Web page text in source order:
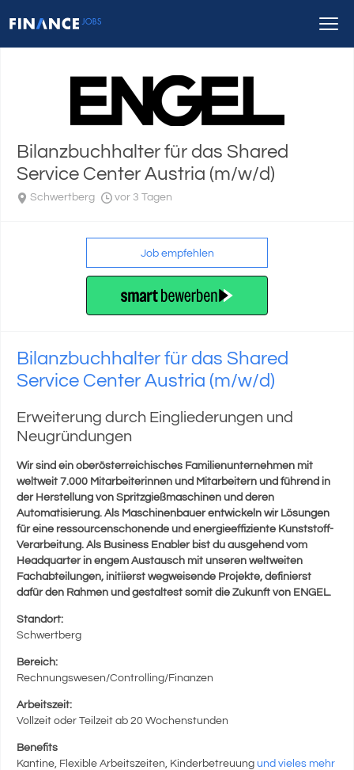
Bilanzbuchhalter für das Shared
Service Center Austria (m/w/d)
Schwertberg vor 3 Tagen
Job empfehlen
Bilanzbuchhalter für das Shared
Service Center Austria (m/w/d)
Erweiterung durch Eingliederungen und
Neugründungen
Wir sind ein oberösterreichisches Familienunternehmen mit
weltweit 7.000 Mitarbeiterinnen und Mitarbeitern und führend in
der Herstellung von Spritzgießmaschinen und deren
Automatisierung. Als Maschinenbauer entwickeln wir Lösungen
für eine ressourcenschonende und energieeffiziente Kunststoff-
Verarbeitung. Als Business Enabler bist du ausgehend vom
Headquarter in engem Austausch mit unseren weltweiten
Fachabteilungen, initiierst wegweisende Projekte, definierst
dafür den Rahmen und gestaltest somit die Zukunft von ENGEL.
Standort:
Schwertberg
Bereich:
Rechnungswesen/Controlling/Finanzen
Arbeitszeit:
Vollzeit oder Teilzeit ab 20 Wochenstunden
Benefits
Kantine, Flexible Arbeitszeiten, Kinderbetreuung und vieles mehr